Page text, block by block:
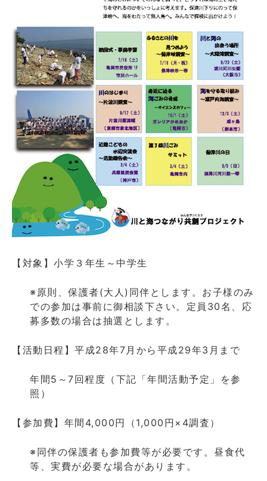
【対象】小学３年生～中学生
※原則、保護者(大人)同伴とします。お子様のみ
での参加は事前に御相談下さい。定員30名、応
募多数の場合は抽選とします。
【活動日程】平成28年7月から平成29年3月まで
年間5～7回程度（下記「年間活動予定」を参
照）
【参加費】年間4,000円（1,000円×4調査）
※同伴の保護者も参加費等が必要です。昼食代
等、実費が必要な場合があります。